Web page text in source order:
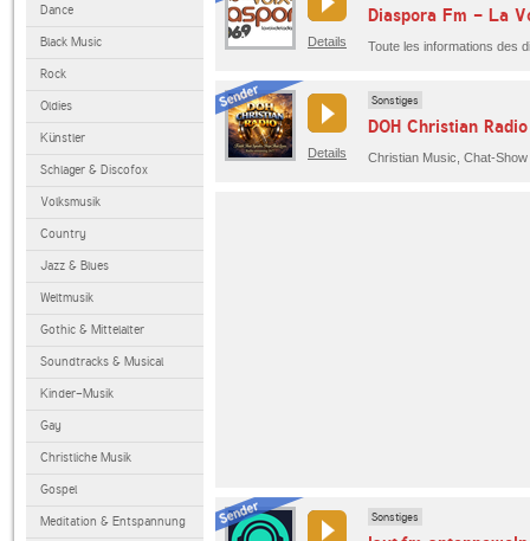
Dance
Black Music
Rock
Oldies
Künstler
Schlager & Discofox
Volksmusik
Country
Jazz & Blues
Weltmusik
Gothic & Mittelalter
Soundtracks & Musical
Kinder-Musik
Gay
Christliche Musik
Gospel
Meditation & Entspannung
Details
Diaspora Fm - La
Details
Sonstiges
DOH Christian Radio
Christian Music, Chat-
Sonstiges